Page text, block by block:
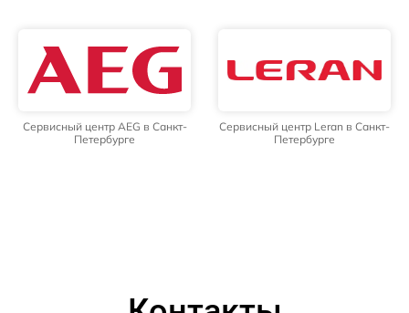
Сервисный центр AEG в Санкт-
Петербурге
Сервисный центр Leran в Санкт-
Петербурге